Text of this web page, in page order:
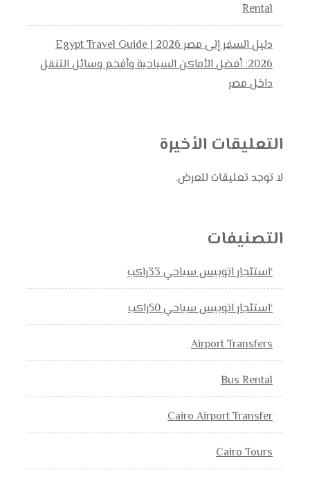
Rental
دليل السفر إلى مصر 2026 | Egypt Travel Guide
2026: أفضل الأماكن السياحية وأفخم وسائل التنقل
داخل مصر
التعليقات الأخيرة
لا توجد تعليقات للعرض.
التصنيفات
‘استئجار اتوبيس سياحي 33راكب
‘استئجار اتوبيس سياحي 50راكب
Airport Transfers
Bus Rental
Cairo Airport Transfer
Cairo Tours